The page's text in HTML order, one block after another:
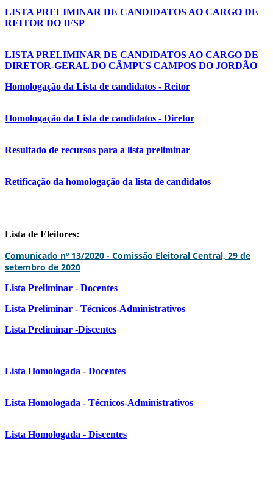
LISTA PRELIMINAR DE CANDIDATOS AO CARGO DE
REITOR DO IFSP
LISTA PRELIMINAR DE CANDIDATOS AO CARGO DE
DIRETOR-GERAL DO CÂMPUS CAMPOS DO JORDÃO
Homologação da Lista de candidatos - Reitor
Homologação da Lista de candidatos - Diretor
Resultado de recursos para a lista preliminar
Retificação da homologação da lista de candidatos
Lista de Eleitores:
Comunicado nº 13/2020 - Comissão Eleitoral Central, 29 de
setembro de 2020
Lista Preliminar - Docentes
Lista Preliminar - Técnicos-Administrativos
Lista Preliminar -Discentes
Lista Homologada - Docentes
Lista Homologada - Técnicos-Administrativos
Lista Homologada - Discentes